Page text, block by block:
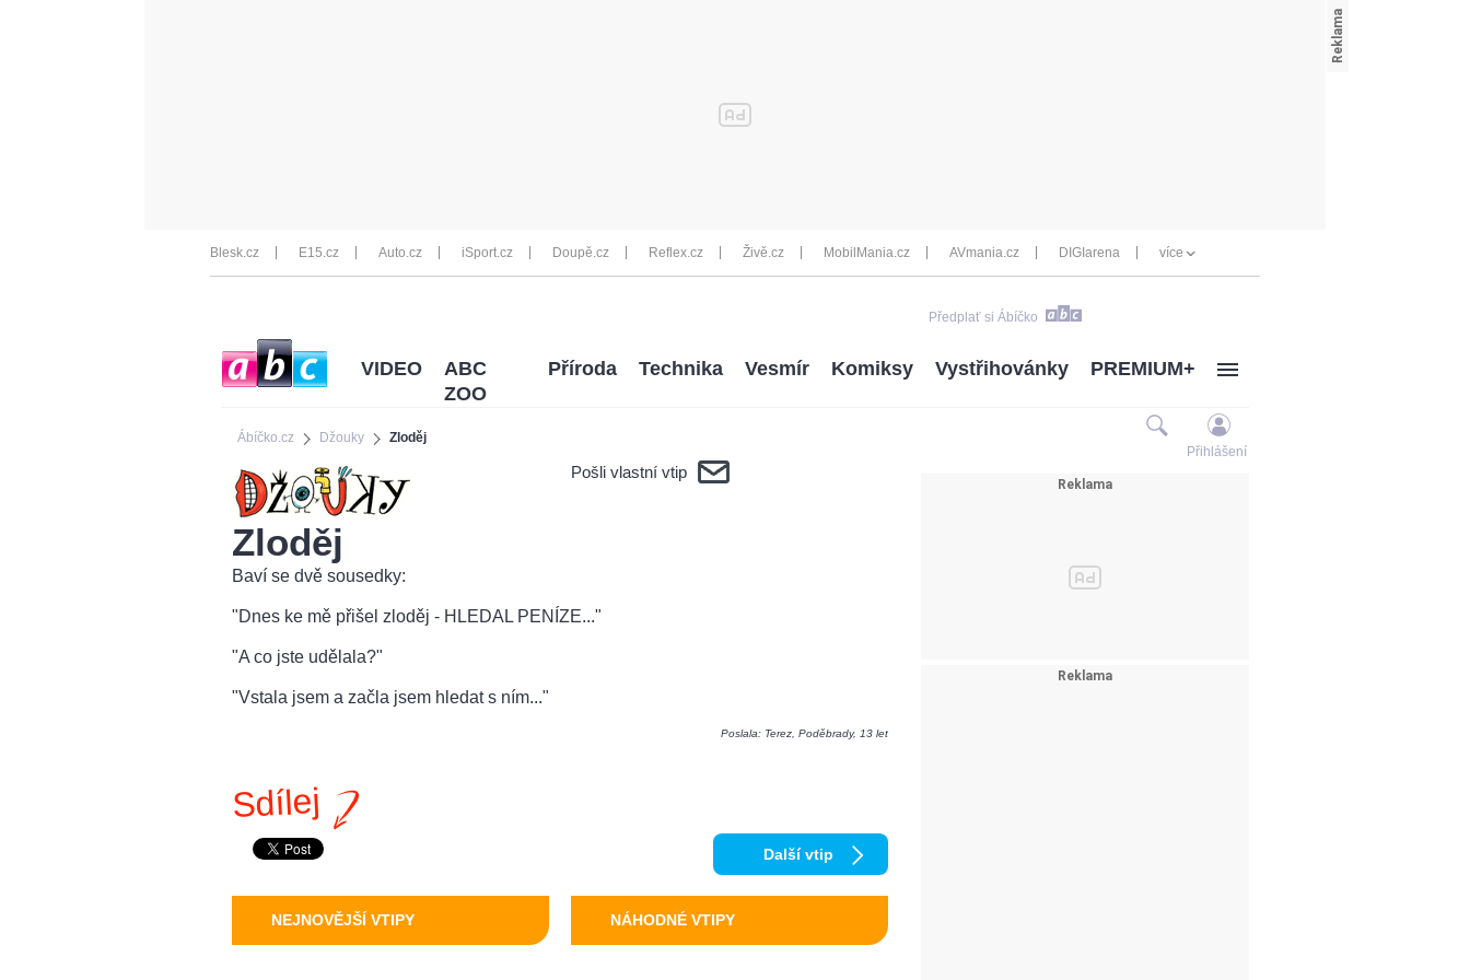
Blesk.cz E15.cz Auto.cz iSport.cz Doupě.cz Reflex.cz Živě.cz MobilMania.cz AVmania.cz DIGIarena více
Předplať si Ábíčko
Ábíčko.cz Džouky Zloděj
VIDEO
ABC
ZOO
Příroda Technika Vesmír Komiksy Vystřihovánky PREMIUM+
Přihlášení
Pošli vlastní vtip
Zloděj
Baví se dvě sousedky:
"Dnes ke mě přišel zloděj - HLEDAL PENÍZE..."
"A co jste udělala?"
"Vstala jsem a začla jsem hledat s ním..."
Poslala: Terez, Poděbrady, 13 let
Sdílej
Další vtip
NEJNOVĚJŠÍ VTIPY NÁHODNÉ VTIPY